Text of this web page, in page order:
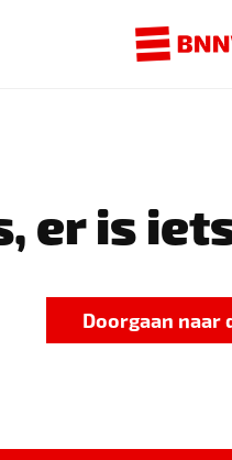
er is
Doorgaan naar